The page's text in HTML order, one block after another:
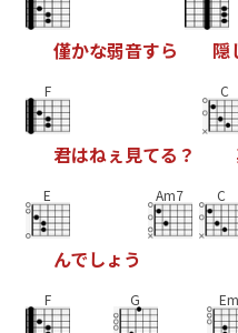
僅かな弱音すら 隠
F
君はねぇ見てる ？
C
E
んでしょ う
Am7 C
F G Em